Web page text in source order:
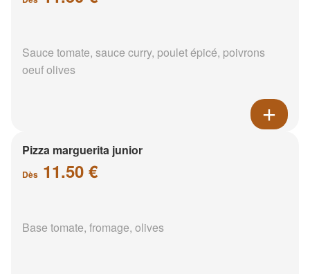
Sauce tomate, sauce curry, poulet épicé, poivrons
oeuf olives
Pizza marguerita junior
Dès 11.50 €
Base tomate, fromage, olives